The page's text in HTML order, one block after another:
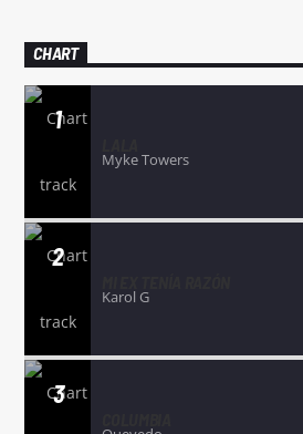
CHART
1
Myke Towers
2
Karol G
3